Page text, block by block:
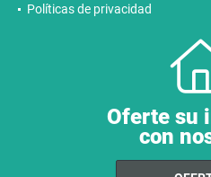
Políticas de privacidad
Oferte su
con